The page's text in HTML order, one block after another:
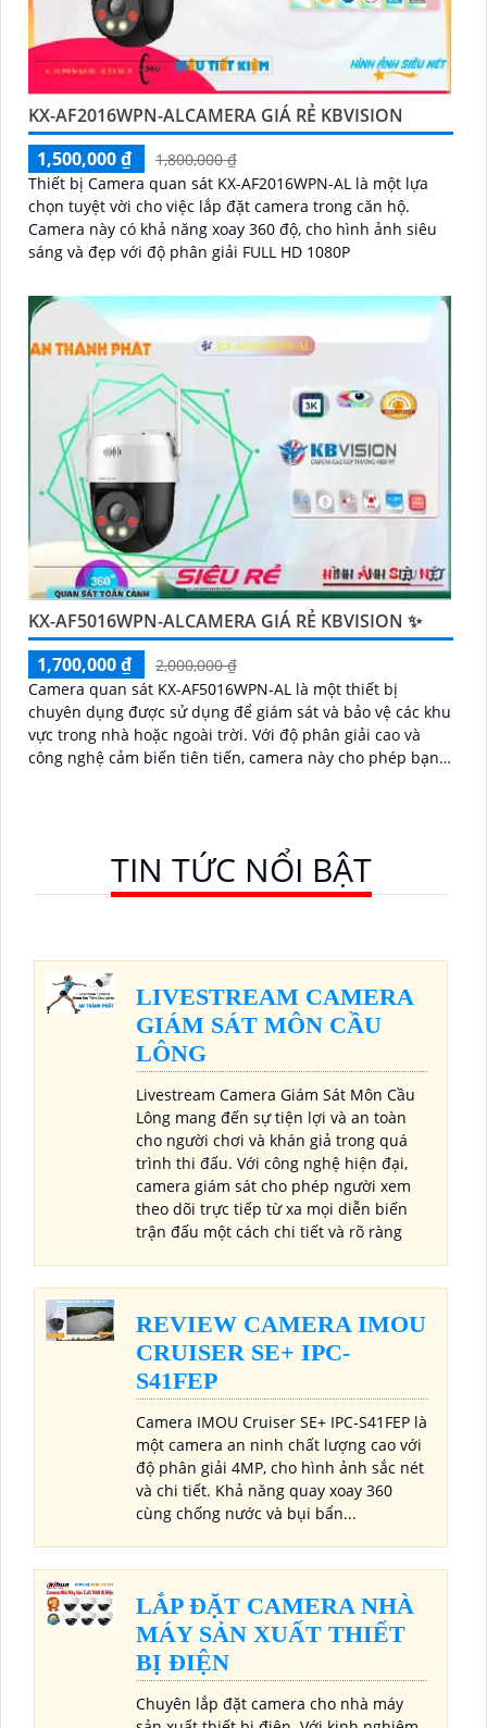
KX-AF2016WPN-ALCAMERA GIÁ RẺ KBVISION
1,500,000 ₫
1,800,000 ₫
Thiết bị Camera quan sát KX-AF2016WPN-AL là một lựa
chọn tuyệt vời cho việc lắp đặt camera trong căn hộ.
Camera này có khả năng xoay 360 độ, cho hình ảnh siêu
sáng và đẹp với độ phân giải FULL HD 1080P
KX-AF5016WPN-ALCAMERA GIÁ RẺ KBVISION ✨
1,700,000 ₫
2,000,000 ₫
Camera quan sát KX-AF5016WPN-AL là một thiết bị
chuyên dụng được sử dụng để giám sát và bảo vệ các khu
vực trong nhà hoặc ngoài trời. Với độ phân giải cao và
công nghệ cảm biến tiên tiến, camera này cho phép bạn
TIN TỨC NỔI BẬT
LIVESTREAM CAMERA
GIÁM SÁT MÔN CẦU
LÔNG
Livestream Camera Giám Sát Môn Cầu
Lông mang đến sự tiện lợi và an toàn
cho người chơi và khán giả trong quá
trình thi đấu. Với công nghệ hiện đại,
camera giám sát cho phép người xem
theo dõi trực tiếp từ xa mọi diễn biến
trận đấu một cách chi tiết và rõ ràng
REVIEW CAMERA IMOU
CRUISER SE+ IPC-
S41FEP
Camera IMOU Cruiser SE+ IPC-S41FEP là
một camera an ninh chất lượng cao với
độ phân giải 4MP, cho hình ảnh sắc nét
và chi tiết. Khả năng quay xoay 360
cùng chống nước và bụi bẩn...
LẮP ĐẶT CAMERA NHÀ
MÁY SẢN XUẤT THIẾT
BỊ ĐIỆN
Chuyên lắp đặt camera cho nhà máy